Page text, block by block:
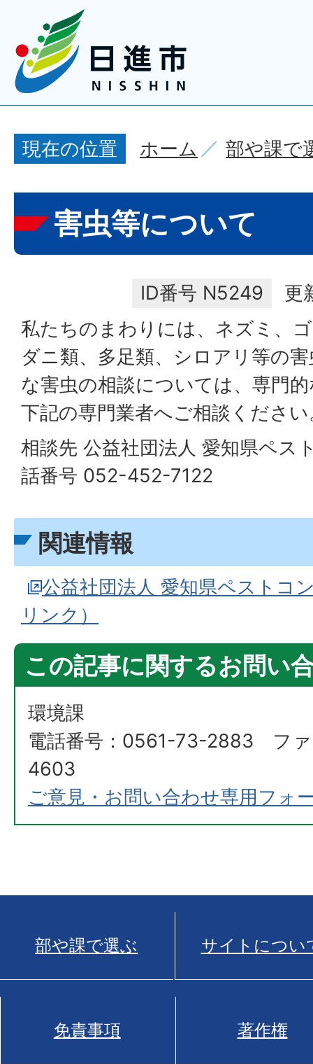
現在の位置 ホーム 部や課で
害虫等について
ID番号 N5249
更
私たちのまわりには、ネズミ、
ダニ類、多足類、シロアリ等の
な害虫の相談については、専門
下記の専門業者へご相談ください
相談先 公益社団法人 愛知県ペス
話番号 052-452-7122
関連情報
公益社団法人 愛知県ペストコ
リンク）
この記事に関するお問い
環境課
電話番号：0561-73-2883 フ
4603
ご意見・お問い合わせ専用フォ
部や課で選ぶ サイトについ
免責事項 著作権